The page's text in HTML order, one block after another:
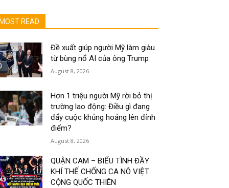
MOST READ
Đề xuất giúp người Mỹ làm giàu
từ bùng nổ AI của ông Trump
August 8, 2026
Hơn 1 triệu người Mỹ rời bỏ thị
trường lao động: Điều gì đang
đẩy cuộc khủng hoảng lên đỉnh
điểm?
August 8, 2026
QUẬN CAM – BIỂU TÌNH ĐẦY
KHÍ THẾ CHỐNG CA NÔ VIỆT
CỘNG QUỐC THIÊN